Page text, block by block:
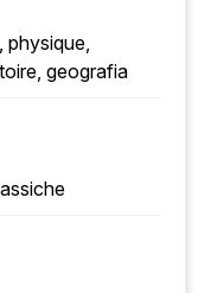
physique,
geografia